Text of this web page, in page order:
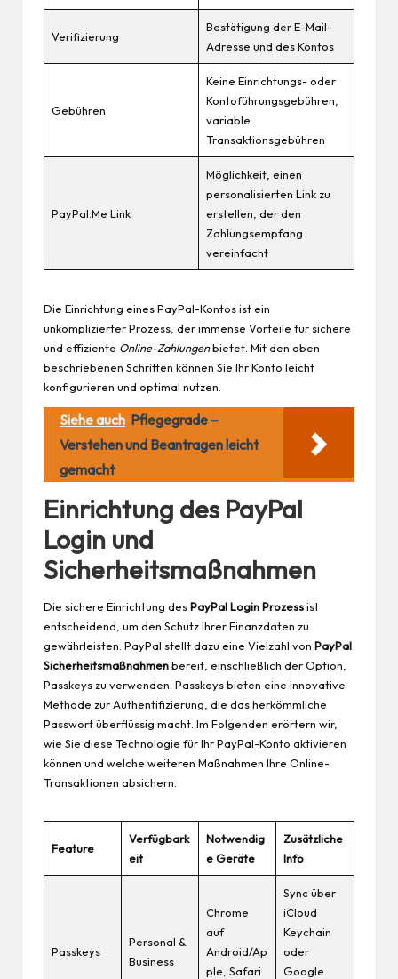
Verifizierung
Bestätigung der E-Mail-
Adresse und des Kontos
Gebühren
Keine Einrichtungs- oder
Kontoführungsgebühren,
variable
Transaktionsgebühren
PayPal.Me Link
Möglichkeit, einen
personalisierten Link zu
erstellen, der den
Zahlungsempfang
vereinfacht
Die Einrichtung eines PayPal-Kontos ist ein
unkomplizierter Prozess, der immense Vorteile für sichere
und effiziente Online-Zahlungenbietet. Mit den oben
beschriebenen Schritten können Sie Ihr Konto leicht
konfigurieren und optimal nutzen.
Siehe auch Pflegegrade –
Verstehen und Beantragen leicht
gemacht
Einrichtung des PayPal
Login und
Sicherheitsmaßnahmen
Die sichere Einrichtung desPayPal Login Prozessist
entscheidend, um den Schutz Ihrer Finanzdaten zu
gewährleisten. PayPal stellt dazu eine Vielzahl von PayPal
Sicherheitsmaßnahmenbereit, einschließlich der Option,
Passkeys zu verwenden. Passkeys bieten eine innovative
Methode zur Authentifizierung, die das herkömmliche
Passwort überflüssig macht. Im Folgenden erörtern wir,
wie Sie diese Technologie für Ihr PayPal-Konto aktivieren
können und welche weiteren Maßnahmen Ihre Online-
Transaktionen absichern.
Feature
Verfügbark
eit
Notwendig
e Geräte
Zusätzliche
Info
Passkeys
Personal &
Business
Chrome
auf
Android/Ap
ple, Safari
Sync über
iCloud
Keychain
oder
Google